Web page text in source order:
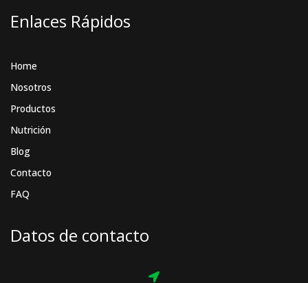
m
Enlaces Rápidos
Home
Nosotros
Productos
Nutrición
Blog
Contacto
FAQ
Datos de contacto